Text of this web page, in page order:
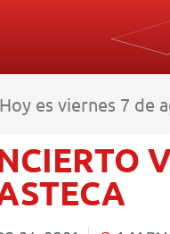
Hoy es viernes 7 de